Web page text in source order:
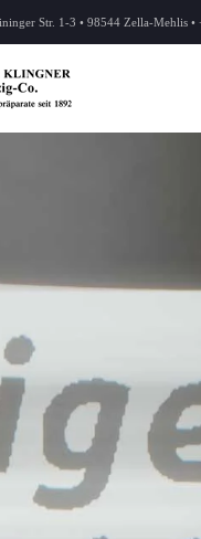
Str. 1-3 • 98544 Zella-Mehlis